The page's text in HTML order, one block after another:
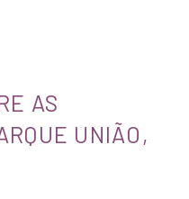
AS
UNIÃO,